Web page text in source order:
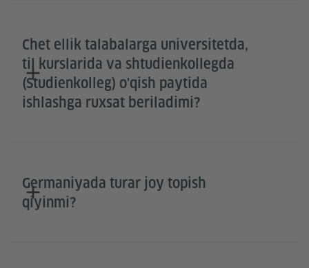
Chet ellik talabalarga universitetda,
til kurslarida va shtudienkollegda
(Studienkolleg) o'qish paytida
ishlashga ruxsat beriladimi?
Germaniyada turar joy topish
qiyinmi?